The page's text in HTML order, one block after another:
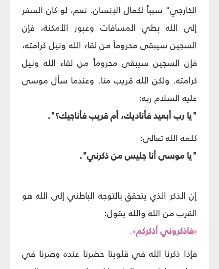
الخارجي" سبباً لكمال الإنسان. نعم، لو كان السفر
إلى الله بطي المسافات وعبور الأمكنة، فإن
السجين سيبقى محروماً من لقاء الله ونيل كرامته،
فإن السجين سيبقى محروماً من لقاء الله ونيل
كرامته. ولكن الله قريب منا. وعندما سأل موسى
عليه السلام ربه:
"يا رب أبعيد فأناديك، أم قريب فأناجيك؟".
كلمه الله تعالى:
"يا موسى أنا جليس من ذكرني".
إن الذكر الذي يتحقق بالتوجه الباطني إلى الله هو
القرب من الله والله يقول:
﴿فاذكروني أذكركم﴾.
فإذا ذكرنا الله في قلوبنا حضرنا عنده وصرنا في